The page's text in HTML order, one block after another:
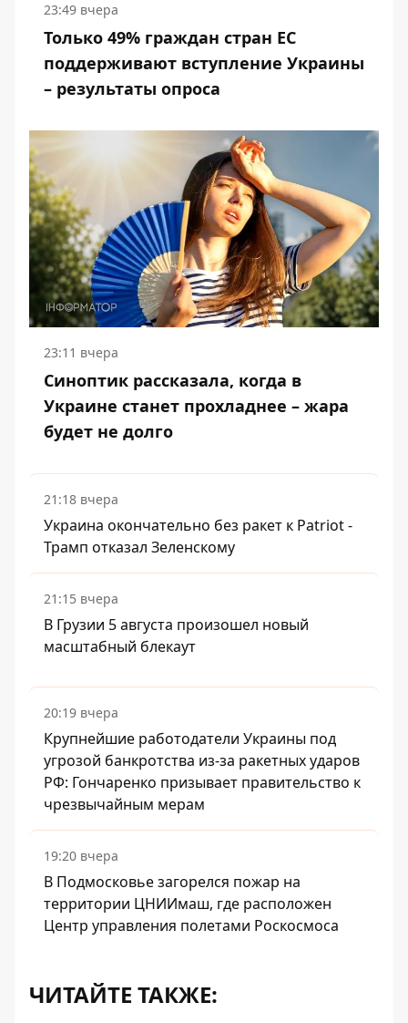
23:49 вчера
Только 49% граждан стран ЕС
поддерживают вступление Украины
– результаты опроса
23:11 вчера
Синоптик рассказала, когда в
Украине станет прохладнее – жара
будет не долго
21:18 вчера
Украина окончательно без ракет к Patriot -
Трамп отказал Зеленскому
21:15 вчера
В Грузии 5 августа произошел новый
масштабный блекаут
20:19 вчера
Крупнейшие работодатели Украины под
угрозой банкротства из-за ракетных ударов
РФ: Гончаренко призывает правительство к
чрезвычайным мерам
19:20 вчера
В Подмосковье загорелся пожар на
территории ЦНИИмаш, где расположен
Центр управления полетами Роскосмоса
ЧИТАЙТЕ ТАКЖЕ: